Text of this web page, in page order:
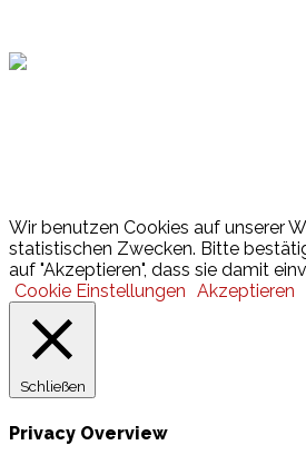
Wir benutzen Cookies auf unserer
statistischen Zwecken. Bitte
auf "Akzeptieren", dass sie damit
Cookie Einstellungen Akzeptieren
Schließen
Privacy Overview